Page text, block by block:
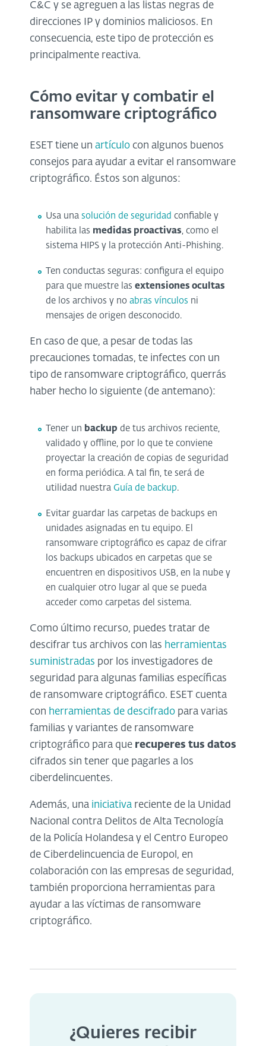
C&C y se agreguen a las listas negras de
direcciones IP y dominios maliciosos. En
consecuencia, este tipo de protección es
principalmente reactiva.
Cómo evitar y combatir el
ransomware criptográfico
ESET tiene un artículo con algunos buenos
consejos para ayudar a evitar el ransomware
criptográfico. Éstos son algunos:
Usa unasolución de seguridad confiable y
habilita las medidas proactivas, como el
sistema HIPS y la protección Anti-Phishing.
Ten conductas seguras: configura el equipo
para que muestre lasextensiones ocultas
de los archivos y noabras vínculos ni
mensajes de origen desconocido.
En caso de que, a pesar de todas las
precauciones tomadas, te infectes con un
tipo de ransomware criptográfico, querrás
haber hecho lo siguiente (de antemano):
Tener un backup de tus archivos reciente,
validado y offline, por lo que te conviene
proyectar la creación de copias de seguridad
en forma periódica. A tal fin, te será de
utilidad nuestra Guía de backup.
Evitar guardar las carpetas de backups en
unidades asignadas en tu equipo. El
ransomware criptográfico es capaz de cifrar
los backups ubicados en carpetas que se
encuentren en dispositivos USB, en la nube y
en cualquier otro lugar al que se pueda
acceder como carpetas del sistema.
Como último recurso, puedes tratar de
descifrar tus archivos con las herramientas
suministradas por los investigadores de
seguridad para algunas familias específicas
de ransomware criptográfico. ESET cuenta
con herramientas de descifrado para varias
familias y variantes de ransomware
criptográfico para que recuperes tus datos
cifrados sin tener que pagarles a los
ciberdelincuentes.
Además, una iniciativa reciente de la Unidad
Nacional contra Delitos de Alta Tecnología
de la Policía Holandesa y el Centro Europeo
de Ciberdelincuencia de Europol, en
colaboración con las empresas de seguridad,
también proporciona herramientas para
ayudar a las víctimas de ransomware
criptográfico.
¿Quieres recibir